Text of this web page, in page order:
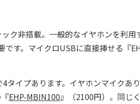
非搭載。一般的なイヤホンを利用
す。マイクロUSBに直接挿せる『
イプあります。イヤホンマイクあ
EHP-MBIN100』（2100円）。同じ